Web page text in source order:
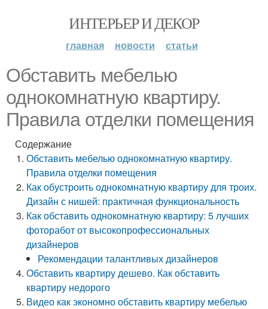
ИНТЕРЬЕР И ДЕКОР
главная новости статьи
Обставить мебелью
однокомнатную квартиру.
Правила отделки помещения
Содержание
Обставить мебелью однокомнатную квартиру.
Правила отделки помещения
Как обустроить однокомнатную квартиру для троих.
Дизайн с нишей: практичная функциональность
Как обставить однокомнатную квартиру: 5 лучших
фоторабот от высокопрофессиональных
дизайнеров
Рекомендации талантливых дизайнеров
Обставить квартиру дешево. Как обставить
квартиру недорого
Видео как экономно обставить квартиру мебелью